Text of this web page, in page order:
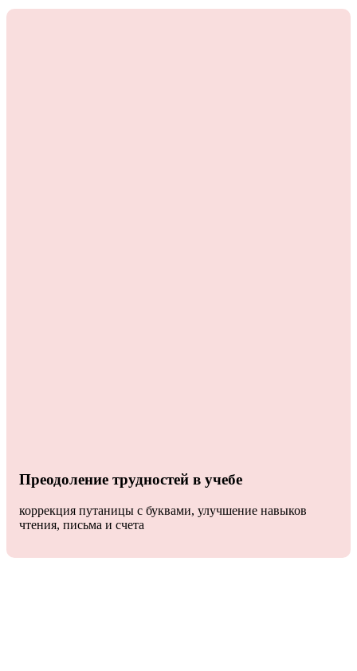
Преодоление трудностей в учебе
коррекция путаницы с буквами, улучшение навыков
чтения, письма и счета